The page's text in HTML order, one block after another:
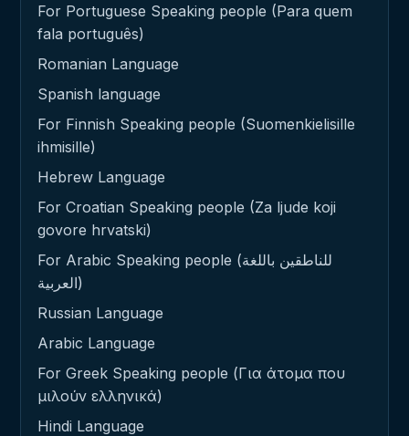
For Portuguese Speaking people (Para quem
fala português)
Romanian Language
Spanish language
For Finnish Speaking people (Suomenkielisille
ihmisille)
Hebrew Language
For Croatian Speaking people (Za ljude koji
govore hrvatski)
For Arabic Speaking people (للناطقين باللغة
العربية)
Russian Language
Arabic Language
For Greek Speaking people (Για άτομα που
μιλούν ελληνικά)
Hindi Language